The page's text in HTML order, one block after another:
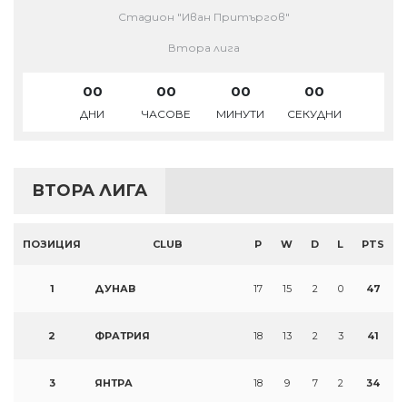
Стадион "Иван Притъргов"
Втора лига
00
ДНИ
00
ЧАСОВЕ
00
МИНУТИ
00
СЕКУДНИ
ВТОРА ЛИГА
ПОЗИЦИЯ CLUB P W D L PTS
1 ДУНАВ 17 15 2 0 47
2 ФРАТРИЯ 18 13 2 3 41
3 ЯНТРА 18 9 7 2 34